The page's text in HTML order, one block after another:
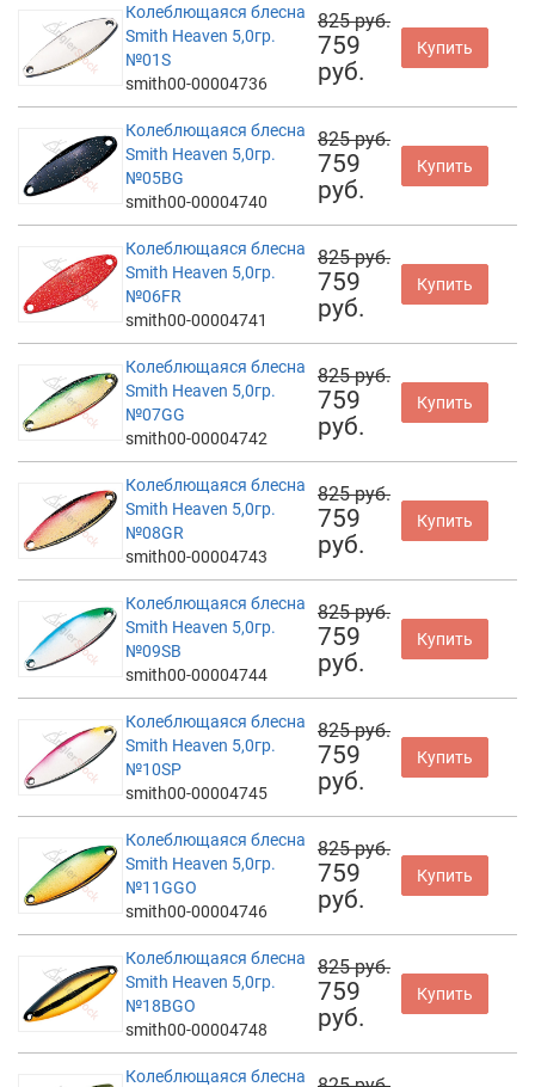
Колеблющаяся блесна
Smith Heaven 5,0гр.
№01S
smith00-00004736
825 руб.
759
руб.
Купить
Колеблющаяся блесна
Smith Heaven 5,0гр.
№05BG
smith00-00004740
825 руб.
759
руб.
Купить
Колеблющаяся блесна
Smith Heaven 5,0гр.
№06FR
smith00-00004741
825 руб.
759
руб.
Купить
Колеблющаяся блесна
Smith Heaven 5,0гр.
№07GG
smith00-00004742
825 руб.
759
руб.
Купить
Колеблющаяся блесна
Smith Heaven 5,0гр.
№08GR
smith00-00004743
825 руб.
759
руб.
Купить
Колеблющаяся блесна
Smith Heaven 5,0гр.
№09SB
smith00-00004744
825 руб.
759
руб.
Купить
Колеблющаяся блесна
Smith Heaven 5,0гр.
№10SP
smith00-00004745
825 руб.
759
руб.
Купить
Колеблющаяся блесна
Smith Heaven 5,0гр.
№11GGO
smith00-00004746
825 руб.
759
руб.
Купить
Колеблющаяся блесна
Smith Heaven 5,0гр.
№18BGO
smith00-00004748
825 руб.
759
руб.
Купить
Колеблющаяся блесна